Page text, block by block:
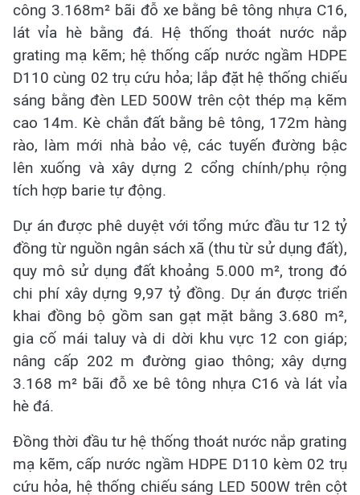
công 3.168m² bãi đỗ xe bằng bê tông nhựa C16,
lát vỉa hè bằng đá. Hệ thống thoát nước nắp
grating mạ kẽm; hệ thống cấp nước ngầm HDPE
D110 cùng 02 trụ cứu hỏa; lắp đặt hệ thống chiếu
sáng bằng đèn LED 500W trên cột thép mạ kẽm
cao 14m. Kè chắn đất bằng bê tông, 172m hàng
rào, làm mới nhà bảo vệ, các tuyến đường bậc
lên xuống và xây dựng 2 cổng chính/phụ rộng
tích hợp barie tự động.
Dự án được phê duyệt với tổng mức đầu tư 12 tỷ
đồng từ nguồn ngân sách xã (thu từ sử dụng đất),
quy mô sử dụng đất khoảng 5.000 m², trong đó
chi phí xây dựng 9,97 tỷ đồng. Dự án được triển
khai đồng bộ gồm san gạt mặt bằng 3.680 m²,
gia cố mái taluy và di dời khu vực 12 con giáp;
nâng cấp 202 m đường giao thông; xây dựng
3.168 m² bãi đỗ xe bê tông nhựa C16 và lát vỉa
hè đá.
Đồng thời đầu tư hệ thống thoát nước nắp grating
mạ kẽm, cấp nước ngầm HDPE D110 kèm 02 trụ
cứu hỏa, hệ thống chiếu sáng LED 500W trên cột